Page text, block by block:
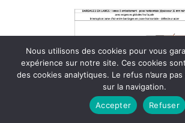
Nous utilisons des cookies pour vous
expérience sur notre site. Ces cookies
des cookies analytiques. Le refus n’aura
sur la navigation.
Accepter
Refuser